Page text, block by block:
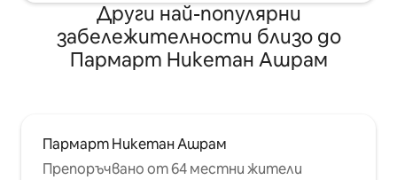
Други най-популярни
забележителности близо до
Пармарт Никетан Ашрам
Пармарт Никетан Ашрам
Препоръчвано от 64 местни жители